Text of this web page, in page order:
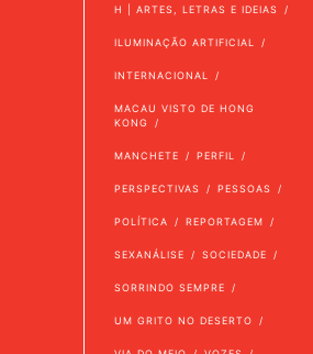
H | ARTES, LETRAS E IDEIAS
ILUMINAÇÃO ARTIFICIAL
INTERNACIONAL
MACAU VISTO DE HONG
KONG
MANCHETE PERFIL
PERSPECTIVAS PESSOAS
POLÍTICA REPORTAGEM
SEXANÁLISE SOCIEDADE
SORRINDO SEMPRE
UM GRITO NO DESERTO